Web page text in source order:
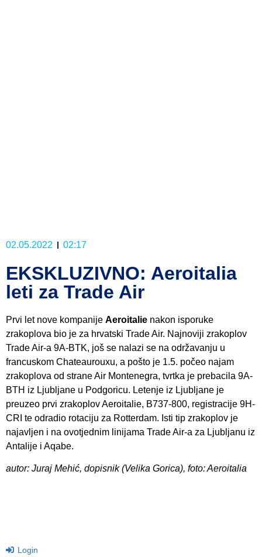
02.05.2022 02:17
EKSKLUZIVNO: Aeroitalia
leti za Trade Air
Prvi let nove kompanije Aeroitalie nakon isporuke
zrakoplova bio je za hrvatski Trade Air. Najnoviji zrakoplov
Trade Air-a 9A-BTK, još se nalazi se na održavanju u
francuskom Chateaurouxu, a pošto je 1.5. počeo najam
zrakoplova od strane Air Montenegra, tvrtka je prebacila 9A-
BTH iz Ljubljane u Podgoricu. Letenje iz Ljubljane je
preuzeo prvi zrakoplov Aeroitalie, B737-800, registracije 9H-
CRI te odradio rotaciju za Rotterdam. Isti tip zrakoplov je
najavljen i na ovotjednim linijama Trade Air-a za Ljubljanu iz
Antalije i Aqabe.
autor: Juraj Mehić, dopisnik (Velika Gorica), foto: Aeroitalia
Login